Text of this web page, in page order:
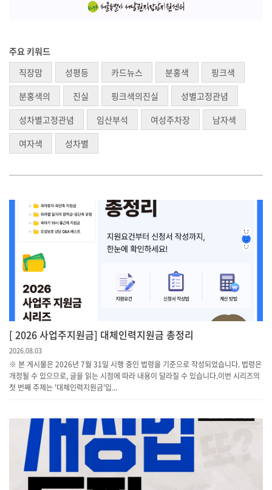
주요 키워드
직장맘
성평등 카드뉴스 분홍색
핑크색
분홍색의
진실 핑크색의진실
성별고정관념
성차별고정관념
임산부석 여성주차장
남자색
여자색
성차별
[ 2026 사업주지원금] 대체인력지원금 총정리
2026.08.03
※ 본 게시물은 2026년 7월 31일 시행 중인 법령을 기준으로 작성되었습니다. 법령은
개정될 수 있으므로, 글을 읽는 시점에 따라 내용이 달라질 수 있습니다.이번 시리즈의
첫 번째 주제는 '대체인력지원금'입...